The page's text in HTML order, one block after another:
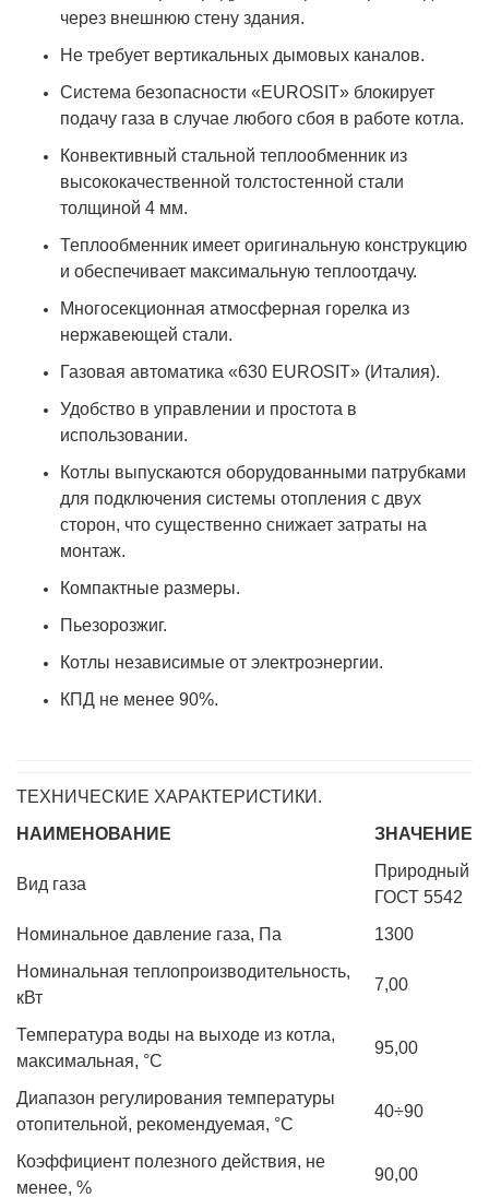
через внешнюю стену здания.
Не требует вертикальных дымовых каналов.
Система безопасности «EUROSIT» блокирует
подачу газа в случае любого сбоя в работе котла.
Конвективный стальной теплообменник из
высококачественной толстостенной стали
толщиной 4 мм.
Теплообменник имеет оригинальную конструкцию
и обеспечивает максимальную теплоотдачу.
Многосекционная атмосферная горелка из
нержавеющей стали.
Газовая автоматика «630 EUROSIT» (Италия).
Удобство в управлении и простота в
использовании.
Котлы выпускаются оборудованными патрубками
для подключения системы отопления с двух
сторон, что существенно снижает затраты на
монтаж.
Компактные размеры.
Пьезорозжиг.
Котлы независимые от электроэнергии.
КПД не менее 90%.
ТЕХНИЧЕСКИЕ ХАРАКТЕРИСТИКИ.
НАИМЕНОВАНИЕ
ЗНАЧЕНИЕ
Вид газа
Природный
ГОСТ 5542
Номинальное давление газа, Па
1300
Номинальная теплопроизводительность,
кВт
7,00
Температура воды на выходе из котла,
максимальная, °C
95,00
Диапазон регулирования температуры
отопительной, рекомендуемая, °C
40÷90
Коэффициент полезного действия, не
менее, %
90,00